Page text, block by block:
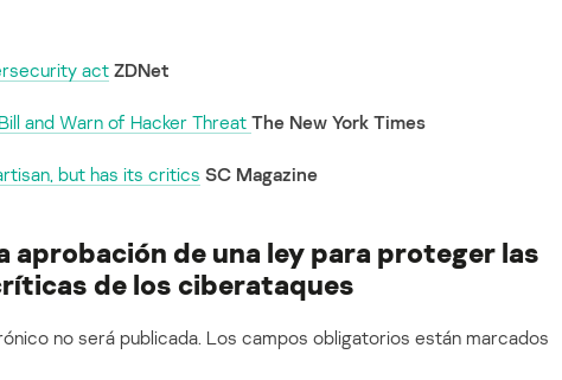
act ZDNet
and Warn of Hacker ThreatThe New York Times
but has its critics SC Magazine
aprobación de una ley para proteger las
de los ciberataques
no será publicada. Los campos obligatorios están marcados